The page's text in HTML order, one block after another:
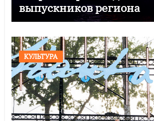
выпускников региона
КУЛЬТУРА